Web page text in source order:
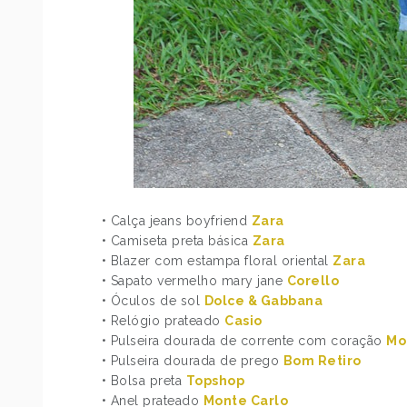
• Calça jeans boyfriend Zara
• Camiseta preta básica Zara
• Blazer com estampa floral oriental Zara
• Sapato vermelho mary jane Corello
• Óculos de sol
Dolce & Gabbana
• Relógio prateado Casio
• Pulseira dourada de corrente com coração
• Pulseira dourada de prego Bom Retiro
• Bolsa preta Topshop
• Anel prateado Monte Carlo